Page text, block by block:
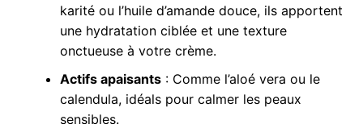
karité ou l’huile d’amande douce, ils apportent
une hydratation ciblée et une texture
onctueuse à votre crème.
Actifs apaisants: Comme l’aloé vera ou le
calendula, idéals pour calmer les peaux
sensibles.